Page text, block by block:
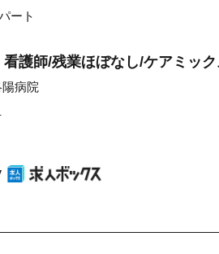
ート
看護師/残業ほぼなし/ケアミッ
病院